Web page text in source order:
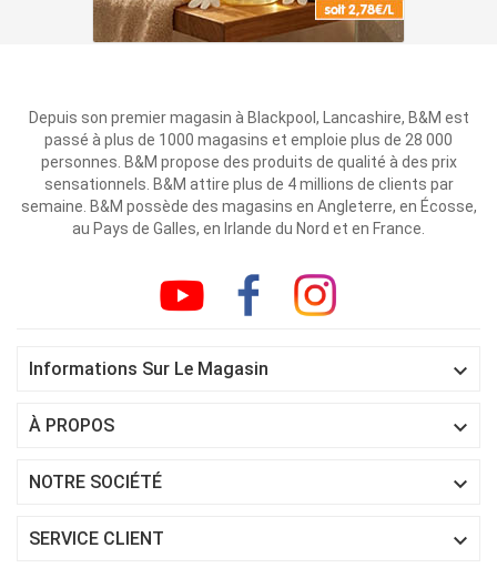
Depuis son premier magasin à Blackpool, Lancashire, B&M est
passé à plus de 1000 magasins et emploie plus de 28 000
personnes. B&M propose des produits de qualité à des prix
sensationnels. B&M attire plus de 4 millions de clients par
semaine. B&M possède des magasins en Angleterre, en Écosse,
au Pays de Galles, en Irlande du Nord et en France.
Informations Sur Le Magasin 
À PROPOS 
NOTRE SOCIÉTÉ 
SERVICE CLIENT 